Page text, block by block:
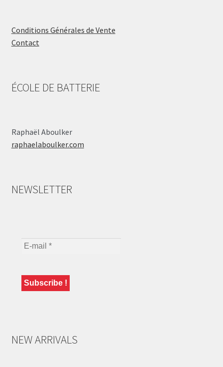
Conditions Générales de Vente
Contact
ÉCOLE DE BATTERIE
Raphaël Aboulker
raphaelaboulker.com
NEWSLETTER
NEW ARRIVALS